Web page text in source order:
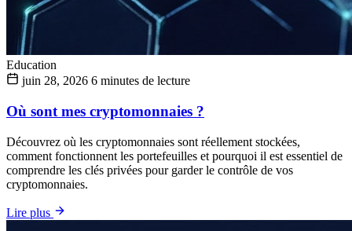
Education
juin 28, 2026 6 minutes de lecture
Où sont mes cryptomonnaies ?
Découvrez où les cryptomonnaies sont réellement stockées,
comment fonctionnent les portefeuilles et pourquoi il est essentiel de
comprendre les clés privées pour garder le contrôle de vos
cryptomonnaies.
Lire plus